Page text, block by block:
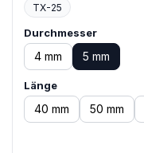
TX-25
Durchmesser
4 mm 5 mm
Länge
40 mm 50 mm